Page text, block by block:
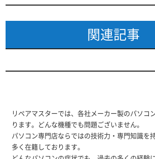
関連記事
リペアマスターでは、各社メーカー製のパソコ
ります。どんな機種でも問題ございません。
パソコン専門店ならではの技術力・専門知識を
多く在籍しております。